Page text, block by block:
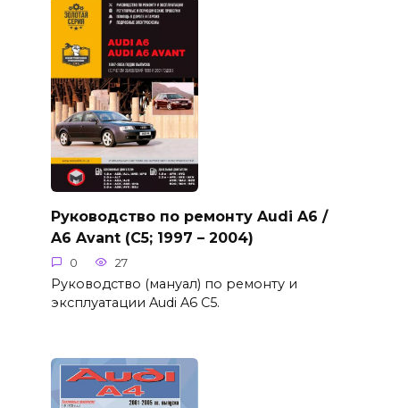
Руководство по ремонту Audi A6 /
A6 Avant (C5; 1997 – 2004)
0 27
Руководство (мануал) по ремонту и
эксплуатации Audi A6 C5.